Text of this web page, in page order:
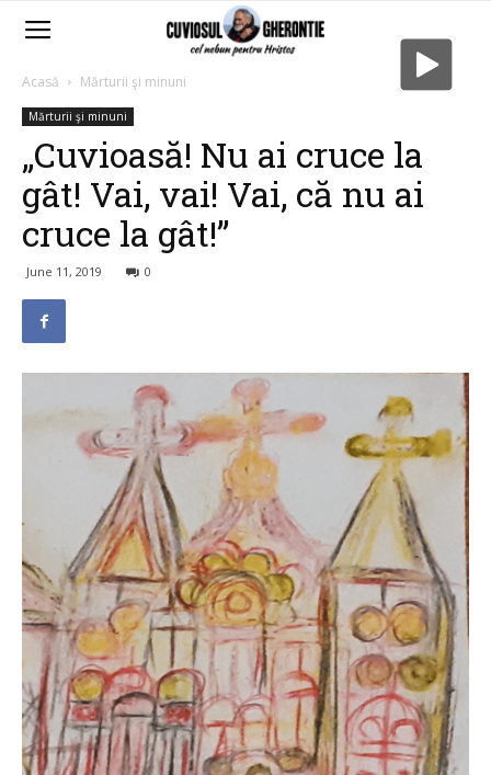
Acasă Mărturii şi minuni
Mărturii şi minuni
„Cuvioasă! Nu ai cruce la
gât! Vai, vai! Vai, că nu ai
cruce la gât!”
June 11, 2019 0